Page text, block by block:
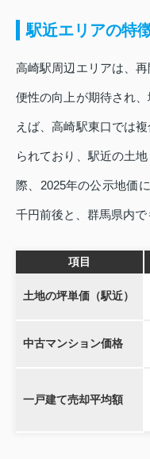
駅近エリアの特
高崎駅周辺エリアは、
便性の向上が期待され
えば、高崎駅東口では
られており、駅近の土
際、2025年の公示地価
千円前後と、群馬県内で
項目
土地の坪単価（駅近）
中古マンション価格
一戸建て売却平均額